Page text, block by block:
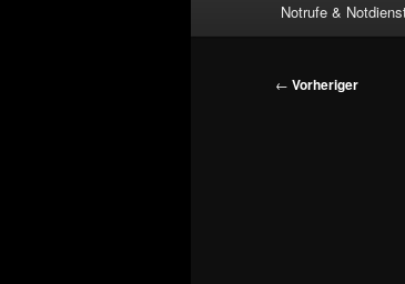
Notrufe &
Beitragsnavigation
← Vorheriger